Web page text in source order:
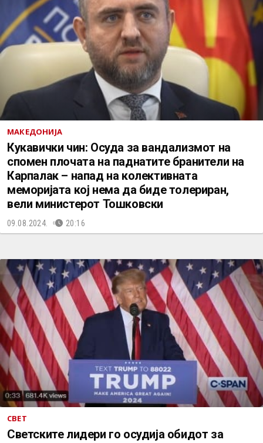
МАКЕДОНИЈА
Кукавички чин: Осуда за вандализмот на
спомен плочата на паднатите бранители на
Карпалак – напад на колективната
меморијата кој нема да биде толериран,
вели министерот Тошковски
09.08.2024. 20:16
СВЕТ
Светските лидери го осудија обидот за